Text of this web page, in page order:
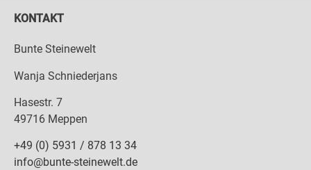
KONTAKT
Bunte Steinewelt
Wanja Schniederjans
Hasestr. 7
49716 Meppen
+49 (0) 5931 / 878 13 34
info@bunte-steinewelt.de